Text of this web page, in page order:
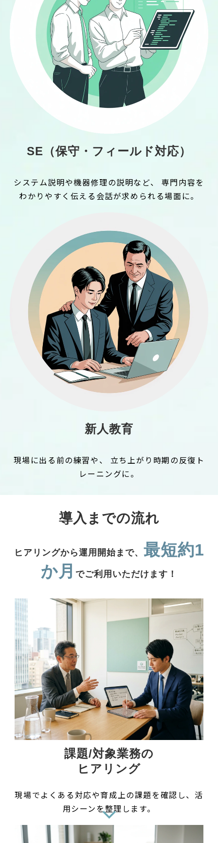
SE（保守・フィールド対応）
システム説明や機器修理の説明など、 専門内容を
わかりやすく伝える会話が求められる場面に。
新人教育
現場に出る前の練習や、 立ち上がり時期の反復ト
レーニングに。
導入までの流れ
ヒアリングから運用開始まで、 最短約1
か月 でご利用いただけます！
課題/対象業務の
ヒアリング
現場でよくある対応や育成上の課題を確認し、活
用シーンを整理します。